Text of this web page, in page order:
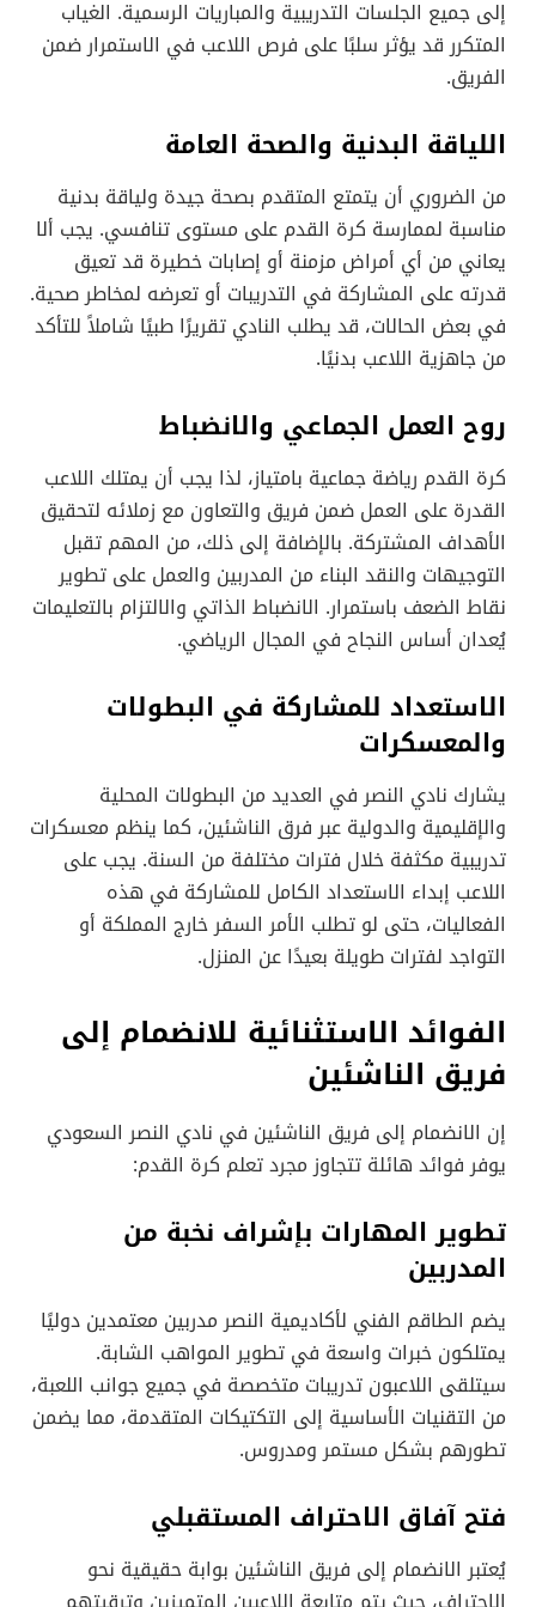
إلى جميع الجلسات التدريبية والمباريات الرسمية. الغياب
المتكرر قد يؤثر سلبًا على فرص اللاعب في الاستمرار ضمن
الفريق.
اللياقة البدنية والصحة العامة
من الضروري أن يتمتع المتقدم بصحة جيدة ولياقة بدنية
مناسبة لممارسة كرة القدم على مستوى تنافسي. يجب ألا
يعاني من أي أمراض مزمنة أو إصابات خطيرة قد تعيق
قدرته على المشاركة في التدريبات أو تعرضه لمخاطر صحية.
في بعض الحالات، قد يطلب النادي تقريرًا طبيًا شاملاً للتأكد
من جاهزية اللاعب بدنيًا.
روح العمل الجماعي والانضباط
كرة القدم رياضة جماعية بامتياز، لذا يجب أن يمتلك اللاعب
القدرة على العمل ضمن فريق والتعاون مع زملائه لتحقيق
الأهداف المشتركة. بالإضافة إلى ذلك، من المهم تقبل
التوجيهات والنقد البناء من المدربين والعمل على تطوير
نقاط الضعف باستمرار. الانضباط الذاتي والالتزام بالتعليمات
يُعدان أساس النجاح في المجال الرياضي.
الاستعداد للمشاركة في البطولات
والمعسكرات
يشارك نادي النصر في العديد من البطولات المحلية
والإقليمية والدولية عبر فرق الناشئين، كما ينظم معسكرات
تدريبية مكثفة خلال فترات مختلفة من السنة. يجب على
اللاعب إبداء الاستعداد الكامل للمشاركة في هذه
الفعاليات، حتى لو تطلب الأمر السفر خارج المملكة أو
التواجد لفترات طويلة بعيدًا عن المنزل.
الفوائد الاستثنائية للانضمام إلى
فريق الناشئين
إن الانضمام إلى فريق الناشئين في نادي النصر السعودي
يوفر فوائد هائلة تتجاوز مجرد تعلم كرة القدم:
تطوير المهارات بإشراف نخبة من
المدربين
يضم الطاقم الفني لأكاديمية النصر مدربين معتمدين دوليًا
يمتلكون خبرات واسعة في تطوير المواهب الشابة.
سيتلقى اللاعبون تدريبات متخصصة في جميع جوانب اللعبة،
من التقنيات الأساسية إلى التكتيكات المتقدمة، مما يضمن
تطورهم بشكل مستمر ومدروس.
فتح آفاق الاحتراف المستقبلي
يُعتبر الانضمام إلى فريق الناشئين بوابة حقيقية نحو